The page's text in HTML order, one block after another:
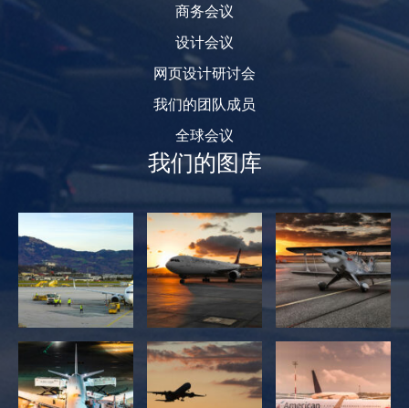
商务会议
设计会议
网页设计研讨会
我们的团队成员
全球会议
我们的图库